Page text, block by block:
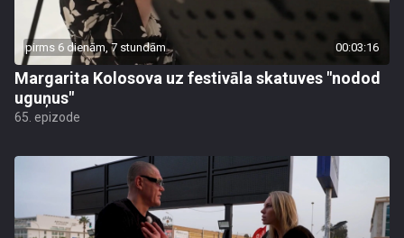
pirms 6 dienām, 7 stundām 00:03:16
Margarita Kolosova uz festivāla skatuves "nodod
uguņus"
65. epizode